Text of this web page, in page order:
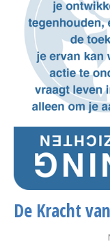
De Kracht